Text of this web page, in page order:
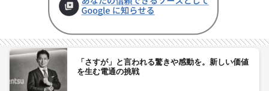
「さすが」と言われる驚きや感動を。新しい価値
を生む電通の挑戦